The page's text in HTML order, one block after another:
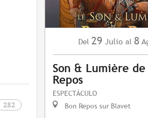
282
Del 29 Julio al 8
Son & Lumière de
Repos
ESPECTÁCULO
Bon Repos sur Blavet